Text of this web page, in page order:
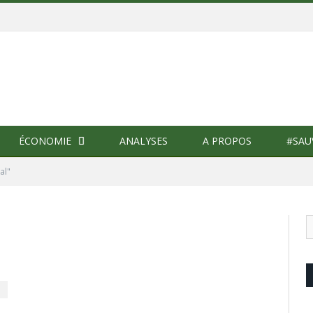
ÉCONOMIE ANALYSES A PROPOS